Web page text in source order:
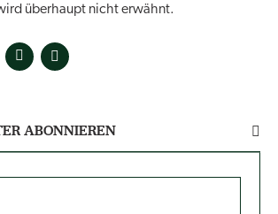
überhaupt nicht erwähnt.
ABONNIEREN